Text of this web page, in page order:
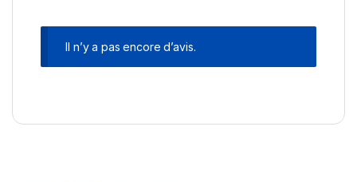
Il n’y a pas encore d’avis.